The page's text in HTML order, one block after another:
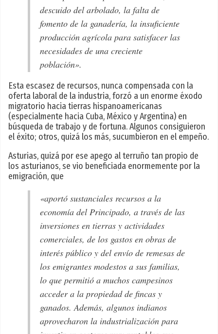
descuido del arbolado, la falta de
fomento de la ganadería, la insuficiente
producción agrícola para satisfacer las
necesidades de una creciente
población».
Esta escasez de recursos, nunca compensada con la
oferta laboral de la industria, forzó a un enorme éxodo
migratorio hacia tierras hispanoamericanas
(especialmente hacia Cuba, México y Argentina) en
búsqueda de trabajo y de fortuna. Algunos consiguieron
el éxito; otros, quizá los más, sucumbieron en el empeño.
Asturias, quizá por ese apego al terruño tan propio de
los asturianos, se vio beneficiada enormemente por la
emigración, que
«aportó sustanciales recursos a la
economía del Principado, a través de las
inversiones en tierras y actividades
comerciales, de los gastos en obras de
interés público y del envío de remesas de
los emigrantes modestos a sus familias,
lo que permitió a muchos campesinos
acceder a la propiedad de fincas y
ganados. Además, algunos indianos
aprovecharon la industrialización para